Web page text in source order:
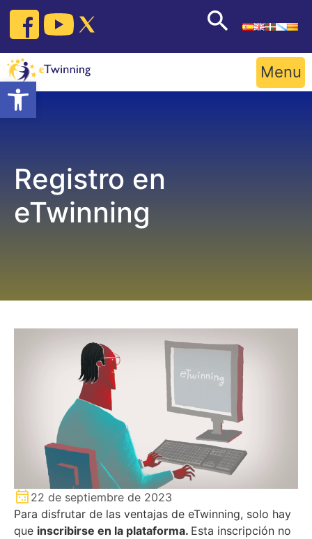
Open toolbar
Skip
content
Menu
Registro en
eTwinning
22 de septiembre de 2023
Para disfrutar de las ventajas de eTwinning, solo hay
que inscribirse en la plataforma. Esta inscripción no